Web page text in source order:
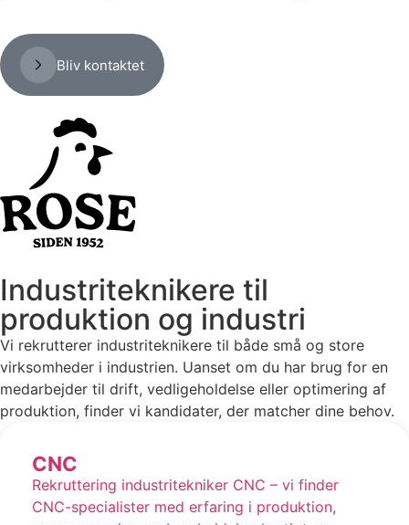
Bliv kontaktet
Industriteknikere til
produktion og industri
Vi rekrutterer industriteknikere til både små og store
virksomheder i industrien. Uanset om du har brug for en
medarbejder til drift, vedligeholdelse eller optimering af
produktion, finder vi kandidater, der matcher dine behov.
CNC
Rekruttering industritekniker CNC – vi finder
CNC-specialister med erfaring i produktion,